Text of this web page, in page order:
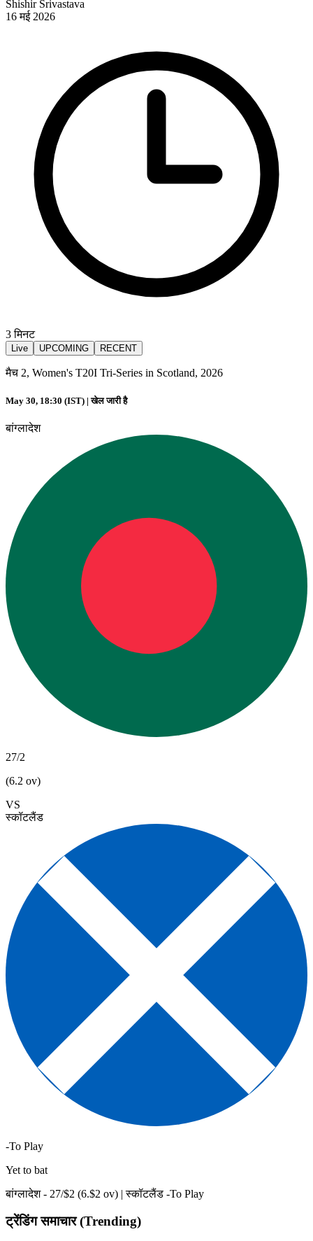
Shishir Srivastava
16 मई 2026
3मिनट
Live UPCOMING RECENT
मैच 2, Women's T20I Tri-Series in Scotland, 2026
May 30, 18:30 (IST) |खेल जारी है
बांग्लादेश
27/2
(6.2 ov)
VS
स्कॉटलैंड
-To Play
Yet to bat
बांग्लादेश - 27/$2 (6.$2 ov) | स्कॉटलैंड -To Play
ट्रेंडिंग समाचार (Trending)